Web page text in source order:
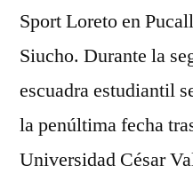
Sport Loreto en
Siucho. Durante la
escuadra estudiantil
la penúltima fecha
Universidad César